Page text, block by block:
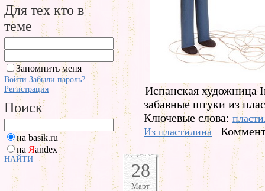
Для тех кто в
теме
Запомнить меня
Войти Забыли пароль?
Регистрация
Поиск
на basik.ru
на Яandex
НАЙТИ
Испанская художница
забавные штуки из
Ключевые слова:
Из пластилина
28
Март